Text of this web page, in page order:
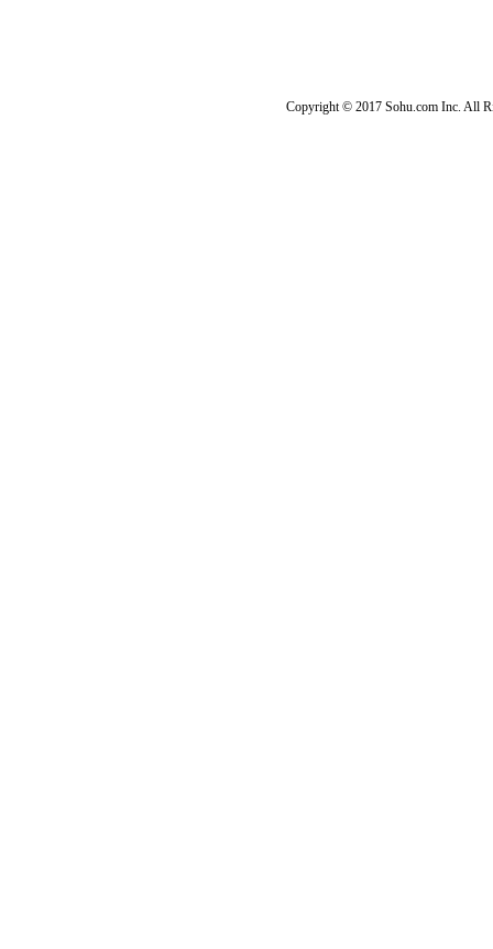
Copyright © 2017 Sohu.com Inc. All